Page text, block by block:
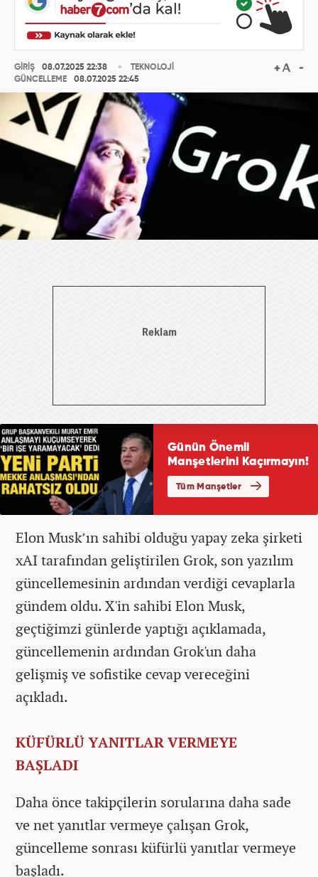
GİRİŞ
08.07.2025 22:38
GÜNCELLEME
08.07.2025 22:45
TEKNOLOJİ
Elon Musk’ın sahibi olduğu yapay zeka şirketi
xAI tarafından geliştirilen Grok, son yazılım
güncellemesinin ardından verdiği cevaplarla
gündem oldu. X'in sahibi Elon Musk,
geçtiğimzi günlerde yaptığı açıklamada,
güncellemenin ardından Grok'un daha
gelişmiş ve sofistike cevap vereceğini
açıkladı.
KÜFÜRLÜ YANITLAR VERMEYE
BAŞLADI
Daha önce takipçilerin sorularına daha sade
ve net yanıtlar vermeye çalışan Grok,
güncelleme sonrası küfürlü yanıtlar vermeye
başladı.